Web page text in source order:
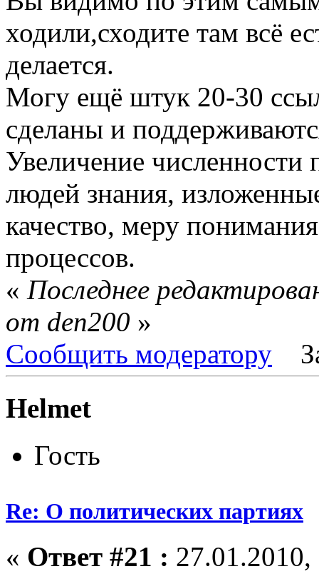
ходили,сходите там всё
делается.
Могу ещё штук 20-30
сделаны и
Увеличение численности
людей знания,
качество, меру
процессов.
« Последнее
от den200 »
Сообщить модератору
Helmet
Гость
Re: О политических партиях
« Ответ #21 :